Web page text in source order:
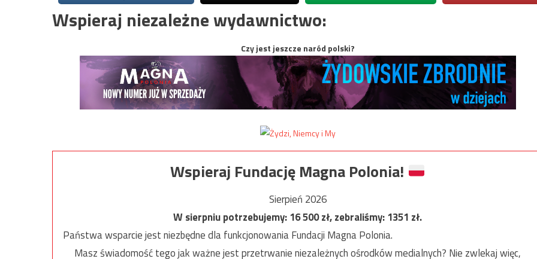
Wspieraj niezależne wydawnictwo:
Czy jest jeszcze naród polski?
Wspieraj Fundację Magna Polonia!
Sierpień 2026
W sierpniu potrzebujemy:16 500zł, zebraliśmy:1351 zł.
Państwa wsparcie jest niezbędne dla funkcjonowania Fundacji Magna Polonia.
Masz świadomość tego jak ważne jest przetrwanie niezależnych ośrodków medialnych? Nie zwlekaj więc,